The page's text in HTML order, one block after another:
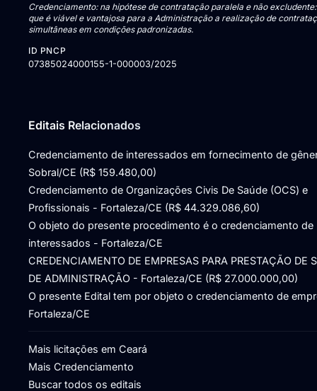
Credenciamento: na hipótese de contratação paralela e não
que é viável e vantajosa para a Administração a realização de
simultâneas em condições padronizadas.
ID PNCP
07385024000155-1-000003/2025
Editais Relacionados
Credenciamento de interessados em fornecimento de
Sobral/CE (R$ 159.480,00)
Credenciamento de Organizações Civis De Saúde (OCS) e
Profissionais - Fortaleza/CE (R$ 44.329.086,60)
O objeto do presente procedimento é o credenciamento de
interessados - Fortaleza/CE
CREDENCIAMENTO DE EMPRESAS PARA PRESTAÇÃO DE
DE ADMINISTRAÇÃO - Fortaleza/CE (R$ 27.000.000,00)
O presente Edital tem por objeto o credenciamento de
Fortaleza/CE
Mais licitações em Ceará
Mais Credenciamento
Buscar todos os editais